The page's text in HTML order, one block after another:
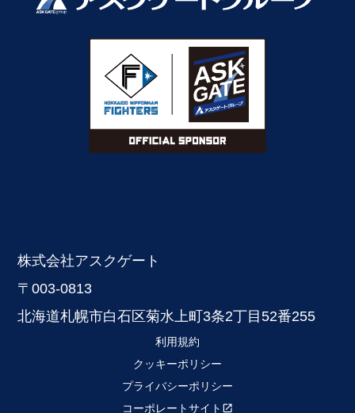
株式会社アスクゲート
〒003-0813
北海道札幌市白石区菊水上町3条2丁目52番255
利用規約
クッキーポリシー
プライバシーポリシー
コーポレートサイト